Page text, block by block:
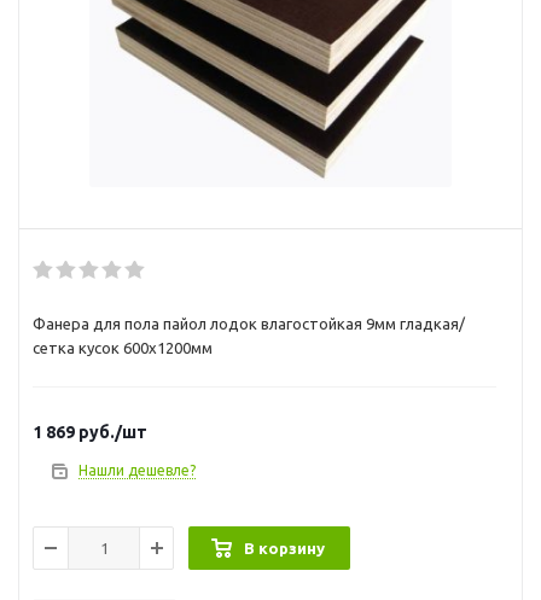
Фанера для пола пайол лодок влагостойкая 9мм гладкая/
сетка кусок 600х1200мм
1 869 руб./шт
Нашли дешевле?
В корзину